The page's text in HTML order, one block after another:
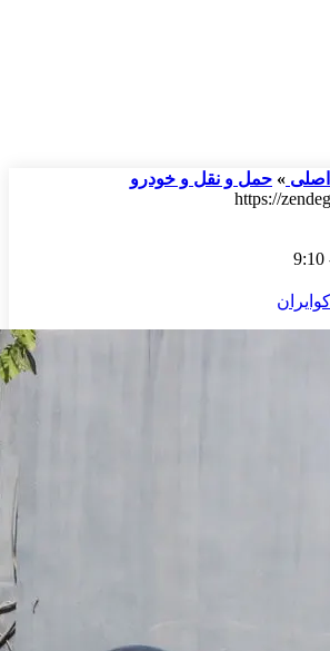
» حمل و نقل و خودرو
https://
اکوایران